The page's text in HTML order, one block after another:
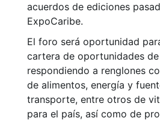
acuerdos de ediciones
ExpoCaribe.
El foro será oportunidad
cartera de oportunidades
respondiendo a renglones
de alimentos, energía y
transporte, entre otros de
para el país, así como de